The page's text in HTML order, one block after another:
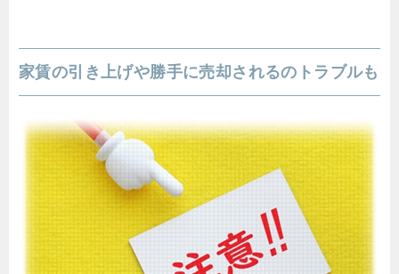
家賃の引き上げや勝手に売却されるのトラブルも